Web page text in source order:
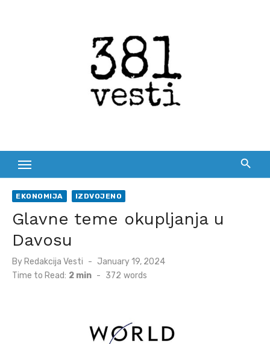
EKONOMIJA IZDVOJENO
Glavne teme okupljanja u
Davosu
By Redakcija Vesti
Posted
January 19, 2024
Time to Read: 2 min - 372 words